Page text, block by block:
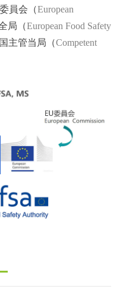
員会（European
局（European Food Safety
主管当局 （Competent